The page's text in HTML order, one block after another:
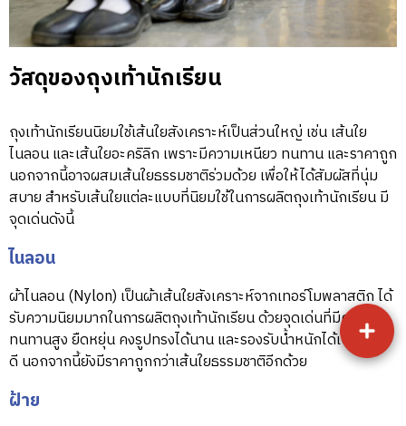
วัสดุของถุงเท้านักเรียน
ถุงเท้านักเรียนนิยมใช้เส้นใยสังเคราะห์เป็นส่วนใหญ่ เช่น เส้นใย
ไนลอน และเส้นใยอะคริลิก เพราะมีความเหนียว ทนทาน และราคาถูก
นอกจากนี้อาจผสมเส้นใยธรรมชาติร่วมด้วย เพื่อให้ได้สัมผัสที่นุ่ม
สบาย สำหรับเส้นใยแต่ละแบบที่นิยมใช้ในการผลิตถุงเท้านักเรียน มี
จุดเด่นดังนี้
ไนลอน
ผ้าไนลอน (Nylon) เป็นผ้าเส้นใยสังเคราะห์จากเทอร์โมพลาสติก ได้
รับความนิยมมากในการผลิตถุงเท้านักเรียน ด้วยจุดเด่นที่มีความ
ทนทานสูง ยืดหยุ่น คงรูปทรงได้นาน และรองรับน้ำหนักได้เป็นอย่าง
ดี นอกจากนี้ยังมีราคาถูกกว่าเส้นใยธรรมชาติอีกด้วย
ฝ้าย